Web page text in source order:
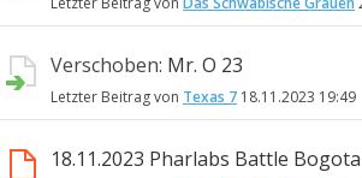
Verschoben: Mr. O 23
Letzter Beitrag von Texas 7 18.11.2023 19:49
18.11.2023 Pharlabs Battle